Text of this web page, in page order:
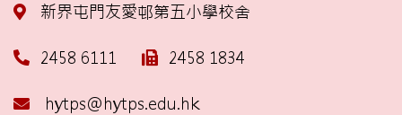
新界屯門友愛邨第五小學校舍
2458 6111 2458 1834
hytps@hytps.edu.hk